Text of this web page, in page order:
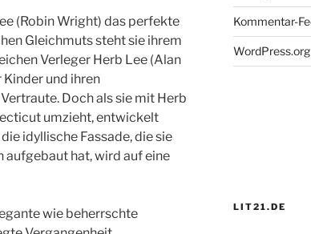
(Robin Wright) das perfekte
Gleichmuts steht sie ihrem
Verleger Herb Lee (Alan
und ihren
Doch als sie mit Herb
umzieht, entwickelt
idyllische Fassade, die sie
aufgebaut hat, wird auf eine
wie beherrschte
Kommentar-
WordPress.org
LIT21.DE